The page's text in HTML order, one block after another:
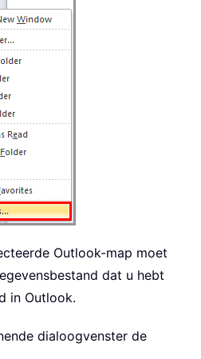
Outlook-map moet
dat u hebt
in Outlook.
dialoogvenster de